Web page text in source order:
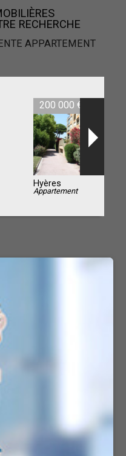
RECHERCHE
APPARTEMENT